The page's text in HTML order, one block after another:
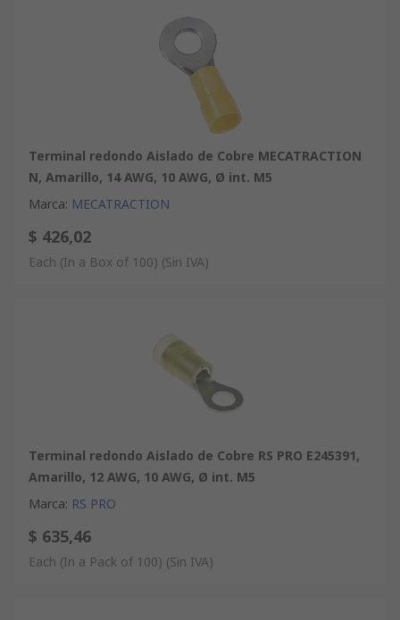
Terminal redondo Aislado de Cobre MECATRACTION
N, Amarillo, 14 AWG, 10 AWG, Ø int. M5
Marca: MECATRACTION
$ 426,02
Each (In a Box of 100) (Sin IVA)
Terminal redondo Aislado de Cobre RS PRO E245391,
Amarillo, 12 AWG, 10 AWG, Ø int. M5
Marca: RS PRO
$ 635,46
Each (In a Pack of 100) (Sin IVA)